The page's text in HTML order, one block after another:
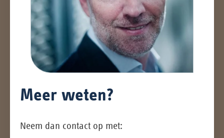
Meer weten?
Neem dan contact op met: